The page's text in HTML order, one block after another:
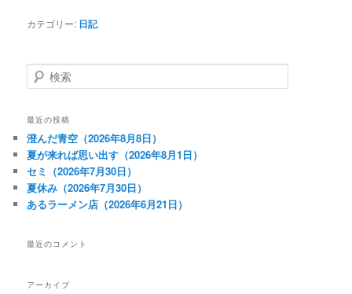
カテゴリー: 日記
検
索
最近の投稿
澄んだ青空（2026年8月8日）
夏が来れば思い出す（2026年8月1日）
セミ（2026年7月30日）
夏休み（2026年7月30日）
あるラーメン店（2026年6月21日）
最近のコメント
アーカイブ